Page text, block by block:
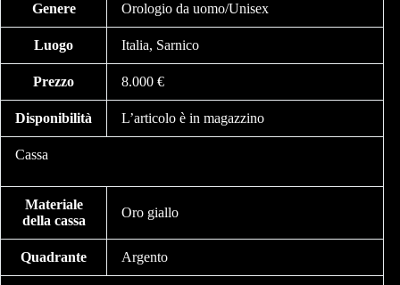
Genere Orologio da uomo/Unisex
Luogo Italia, Sarnico
Prezzo 8.000 €
Disponibilità L’articolo è in magazzino
Cassa
Materiale
della cassa
Oro giallo
Quadrante Argento